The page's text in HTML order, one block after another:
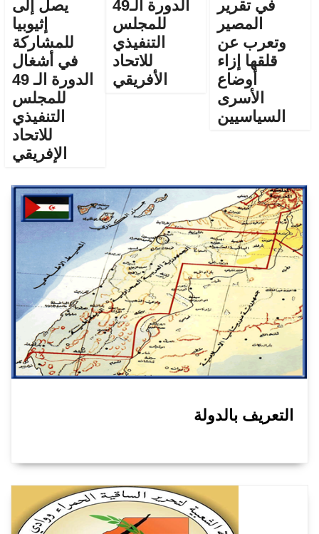
في تقرير
المصير
وتعرب عن
قلقها إزاء
أوضاع
الأسرى
السياسيين
الدورة الـ49
للمجلس
التنفيذي
للاتحاد
الأفريقي
يصل إلى
إثيوبيا
للمشاركة
في أشغال
الدورة الـ 49
للمجلس
التنفيذي
للاتحاد
الإفريقي
التعريف بالدولة